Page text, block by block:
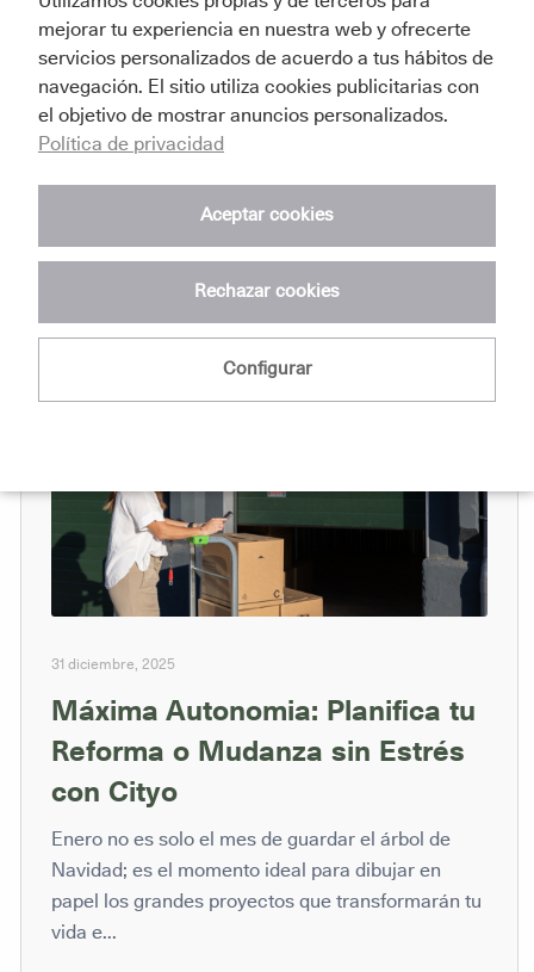
mejorar tu experiencia en nuestra web y ofrecerte
servicios personalizados de acuerdo a tus hábitos de
navegación. El sitio utiliza cookies publicitarias con
el objetivo de mostrar anuncios personalizados.
Política de privacidad
Aceptar cookies
Rechazar cookies
Configurar
Con la llegada de marzo y la inminente entrada de
la primavera, nuestro entorno nos pide a gritos
una renovación.Es la época clásica de la
"limpiez...
31 diciembre, 2025
Máxima Autonomia: Planifica tu
Reforma o Mudanza sin Estrés
con Cityo
Enero no es solo el mes de guardar el árbol de
Navidad; es el momento ideal para dibujar en
papel los grandes proyectos que transformarán tu
vida e...